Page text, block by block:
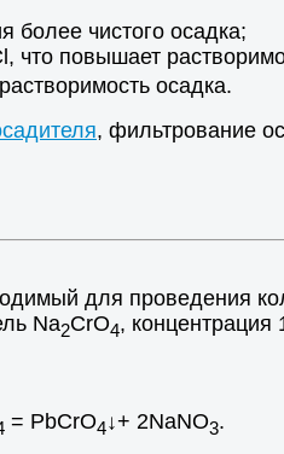
более чистого осадка;
что повышает
осадка.
, фильтрование
для проведения
Na2CrO4, концентрация
= PbCrO4↓+ 2NaNO3.